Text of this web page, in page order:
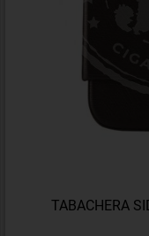
TABACHERA